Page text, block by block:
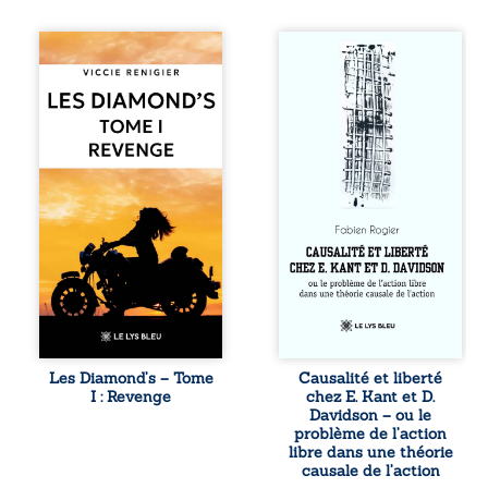
Revenge est à la
tête des
Diamond’s, un clan
de motards aussi
réputé et respecté
que redouté dans
tout le pays. Rien
ne la prédestinait
à cette vie, mais
les épreuves ont
forgé une femme
dure, inaccessible
et résolue à ne
jamais dévoiler
ses faiblesses,
jusqu’à ce que le
croise sa route.
Chef d’une famille
de Nomads, Juan
Les Diamond’s – Tome
I : Revenge
Sommes-nous
vraiment libres si
chacun de nos
actes s’inscrit
dans une chaîne
de causes ? À
travers une
confrontation
entre les pensées
d’Emmanuel Kant
et de Donald
Davidson, cet
essai explore les
liens entre libre
déterminisme
responsabilité. De
la volonté
kantienne au
monisme anomal
de Davidson, il
interroge la
manière dont les
Causalité et liberté
chez E. Kant et D.
Davidson – ou le
problème de l’action
libre dans une théorie
causale de l’action